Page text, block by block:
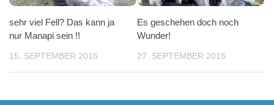
sehr viel Fell? Das kann ja
nur Manapi sein !!
15. SEPTEMBER 2016
Es geschehen doch noch
Wunder!
27. SEPTEMBER 2016